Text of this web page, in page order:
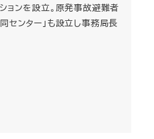
ョンを設立。原発事故避難者
センター」も設立し事務局長